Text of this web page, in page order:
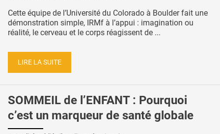
Cette équipe de l’Université du Colorado à Boulder fait une
démonstration simple, IRMf à l’appui : imagination ou
réalité, le cerveau et le corps réagissent de ...
LIRE LA SUITE
SOMMEIL de l’ENFANT : Pourquoi
c’est un marqueur de santé globale